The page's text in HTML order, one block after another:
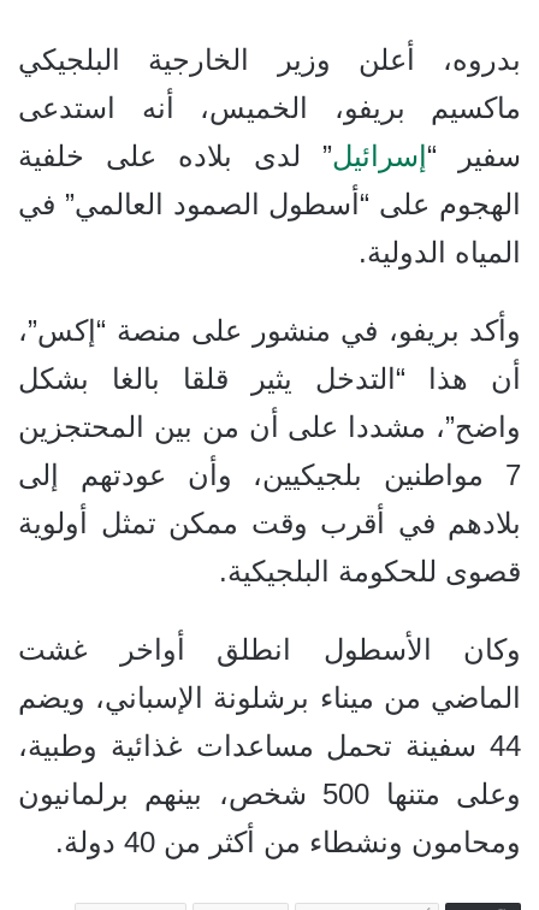
بدروه، أعلن وزير الخارجية البلجيكي
ماكسيم بريفو، الخميس، أنه استدعى
سفير “ إسرائيل” لدى بلاده على خلفية
الهجوم على “أسطول الصمود العالمي” في
المياه الدولية.
وأكد بريفو، في منشور على منصة “إكس”،
أن هذا “التدخل يثير قلقا بالغا بشكل
واضح”، مشددا على أن من بين المحتجزين
7 مواطنين بلجيكيين، وأن عودتهم إلى
بلادهم في أقرب وقت ممكن تمثل أولوية
قصوى للحكومة البلجيكية.
وكان الأسطول انطلق أواخر غشت
الماضي من ميناء برشلونة الإسباني، ويضم
44 سفينة تحمل مساعدات غذائية وطبية،
وعلى متنها 500 شخص، بينهم برلمانيون
ومحامون ونشطاء من أكثر من 40 دولة.